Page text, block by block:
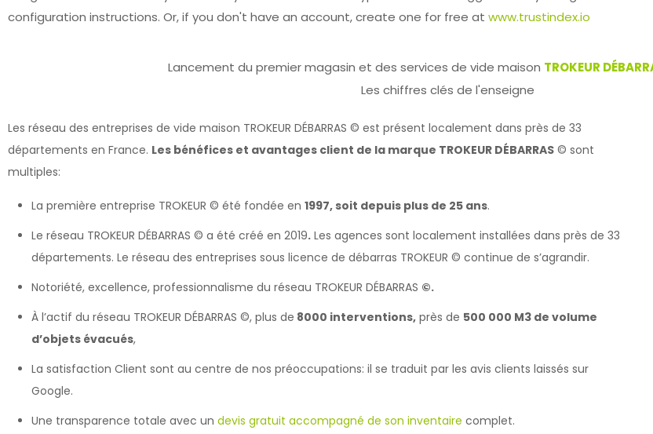
configuration instructions. Or, if you don't have an account, create one for free at www.trustindex.io
Lancement du premier magasin et des services de vide maison TROKEUR
Les chiffres clés de l'enseigne
Les réseau des entreprises de vide maison TROKEUR DÉBARRAS © est présent localement dans près de 33
départements en France. Les bénéfices et avantages client de la marque TROKEUR DÉBARRAS © sont
multiples:
La première entreprise TROKEUR © été fondée en 1997, soit depuis plus de 25 ans.
Le réseau TROKEUR DÉBARRAS © a été créé en 2019. Les agences sont localement installées dans près de 33
départements. Le réseau des entreprises sous licence de débarras TROKEUR © continue de s’agrandir.
Notoriété, excellence, professionnalisme du réseau TROKEUR DÉBARRAS ©.
À l’actif du réseau TROKEUR DÉBARRAS ©, plus de 8000 interventions, près de 500 000 M3 de volume
d’objets évacués,
La satisfaction Client sont au centre de nos préoccupations: il se traduit par les avis clients laissés sur
Google.
Une transparence totale avec un devis gratuit accompagné de son inventaire complet.